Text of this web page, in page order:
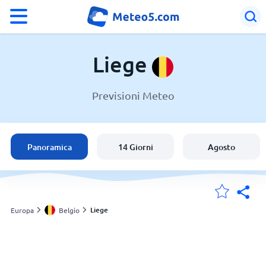
Belgio
Italia
Svizzera
Liege
Previsioni Meteo
Panoramica 14 Giorni Agosto
Europa Belgio Liege